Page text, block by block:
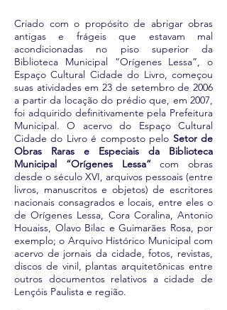
Criado com o propósito de abrigar obras
antigas e frágeis que estavam mal
acondicionadas no piso superior da
Biblioteca Municipal “Orígenes Lessa”, o
Espaço Cultural Cidade do Livro, começou
suas atividades em 23 de setembro de 2006
a partir da locação do prédio que, em 2007,
foi adquirido definitivamente pela Prefeitura
Municipal. O acervo do Espaço Cultural
Cidade do Livro é composto pelo Setor de
Obras Raras e Especiais da Biblioteca
Municipal “Orígenes Lessa”com obras
desde o século XVI, arquivos pessoais (entre
livros, manuscritos e objetos) de escritores
nacionais consagrados e locais, entre eles o
de Orígenes Lessa, Cora Coralina, Antonio
Houaiss, Olavo Bilac e Guimarães Rosa, por
exemplo; o Arquivo Histórico Municipal com
acervo de jornais da cidade, fotos, revistas,
discos de vinil, plantas arquitetônicas entre
outros documentos relativos a cidade de
Lençóis Paulista e região.